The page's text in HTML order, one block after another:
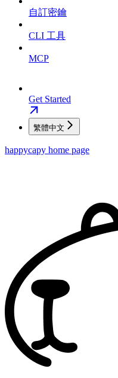
自訂密鑰
CLI 工具
MCP
Get Started
繁體中文
happycapy home page